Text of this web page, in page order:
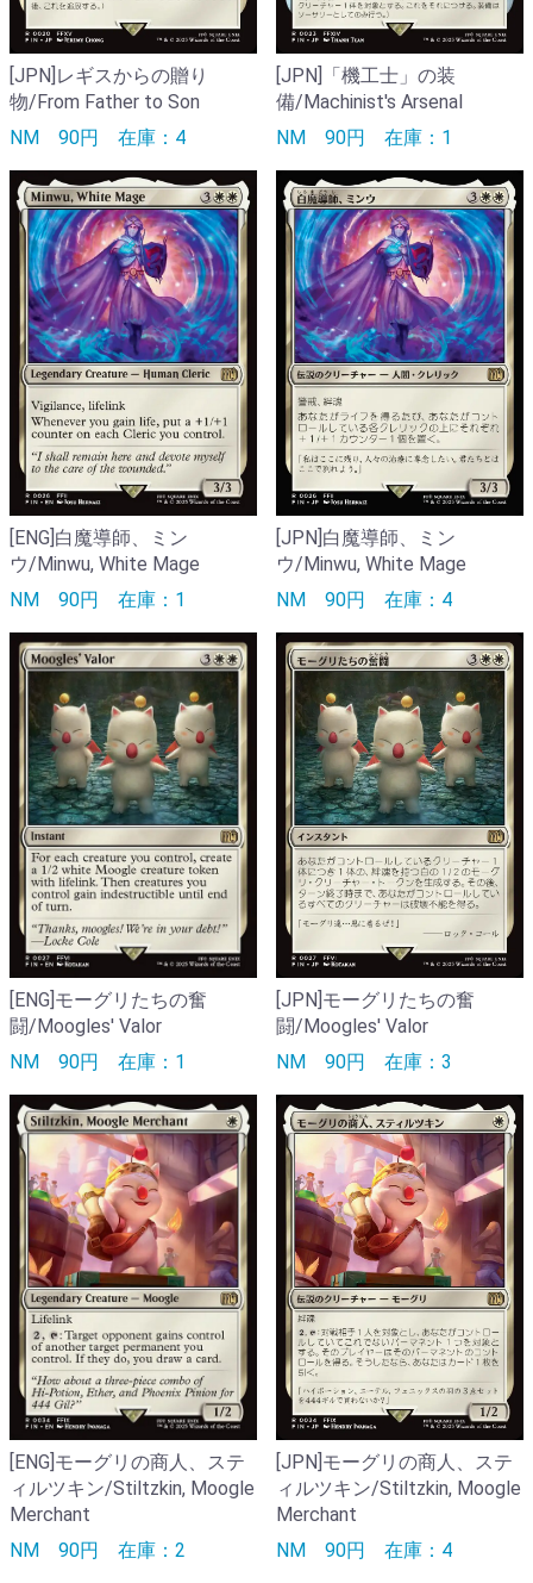
[JPN]レギスからの贈り
物/From Father to Son
NM 90円 在庫：4
[JPN]「機工士」の装
備/Machinist's Arsenal
NM 90円 在庫：1
[ENG]白魔導師、ミン
ウ/Minwu, White Mage
NM 90円 在庫：1
[JPN]白魔導師、ミン
ウ/Minwu, White Mage
NM 90円 在庫：4
[ENG]モーグリたちの奮
闘/Moogles' Valor
NM 90円 在庫：1
[JPN]モーグリたちの奮
闘/Moogles' Valor
NM 90円 在庫：3
[ENG]モーグリの商人、ステ
ィルツキン/Stiltzkin, Moogle
Merchant
NM 90円 在庫：2
[JPN]モーグリの商人、ステ
ィルツキン/Stiltzkin, Moogle
Merchant
NM 90円 在庫：4